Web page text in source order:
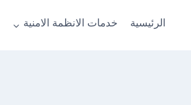
الرئيسية خدمات الانظمة الامنية